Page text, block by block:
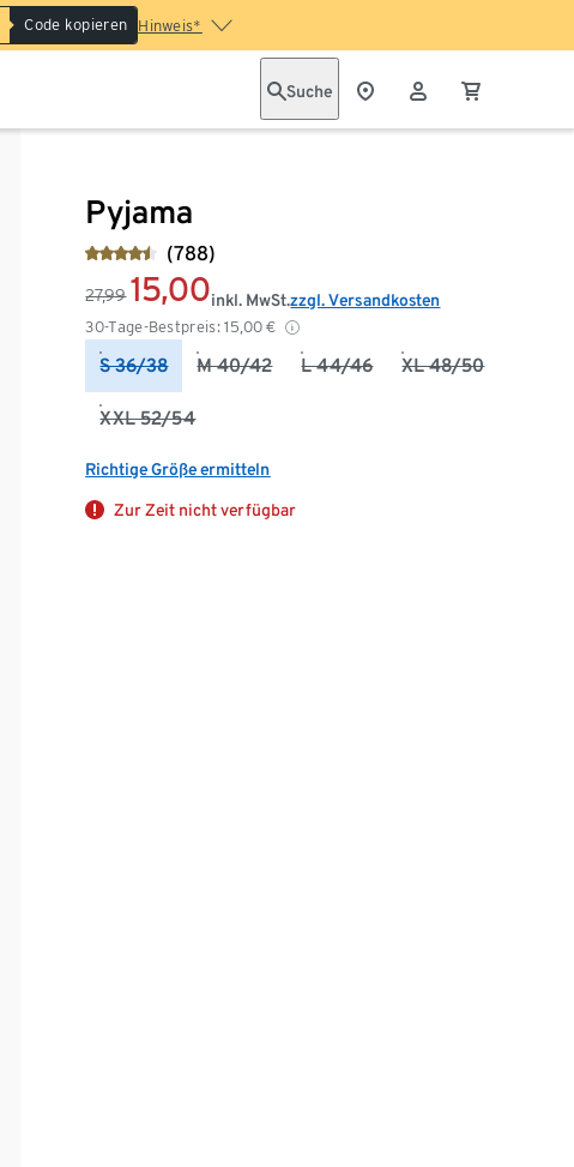
Code kopieren Hinweis*
Suche
Pyjama
(788)
27,99 15,00
30-Tage-Bestpreis: 15,00 €
inkl. MwSt.zzgl. Versandkosten
S 36/38 M 40/42 L 44/46 XL 48/50
XXL 52/54
Richtige Größe ermitteln
Zur Zeit nicht verfügbar